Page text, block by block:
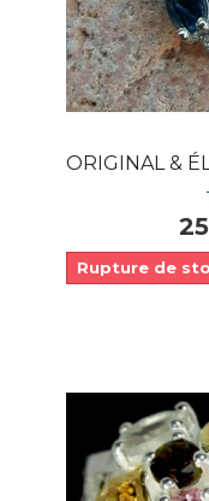
ORIGINAL & ÉLÉGANT
Rupture de